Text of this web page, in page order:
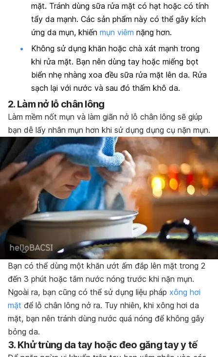
mặt. Tránh dùng sữa rửa mặt có hạt hoặc có tính
tẩy da mạnh. Các sản phẩm này có thể gây kích
ứng da mụn, khiến mụn viêm nặng hơn.
Không sử dụng khăn hoặc chà xát mạnh trong
khi rửa mặt. Bạn nên dùng tay hoặc miếng bọt
biển nhẹ nhàng xoa đều sữa rửa mặt lên da. Rửa
sạch lại với nước và sau đó thấm khô da.
2. Làm nở lỗ chân lông
Làm mềm nốt mụn và làm giãn nở lỗ chân lông sẽ giúp
bạn dễ lấy nhân mụn hơn khi sử dụng dụng cụ nặn mụn.
Bạn có thể dùng một khăn ướt ấm đắp lên mặt trong 2
đến 3 phút hoặc tắm nước nóng trước khi nặn mụn.
Ngoài ra, bạn cũng có thể sử dụng liệu pháp xông hơi
mặt để lỗ chân lông nở ra. Tuy nhiên, khi xông hơi da
mặt, bạn nên tránh dùng nước quá nóng để không gây
bỏng da.
3. Khử trùng da tay hoặc đeo găng tay y tế